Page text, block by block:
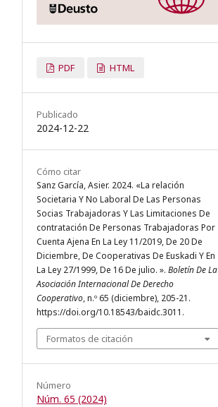
PDF HTML
Publicado
2024-12-22
Cómo citar
Sanz García, Asier. 2024. «La relación
Societaria Y No Laboral De Las Personas
Socias Trabajadoras Y Las Limitaciones De
contratación De Personas Trabajadoras Por
Cuenta Ajena En La Ley 11/2019, De 20 De
Diciembre, De Cooperativas De Euskadi Y En
La Ley 27/1999, De 16 De julio. ». Boletín De La
Asociación Internacional De Derecho
Cooperativo, n.º 65 (diciembre), 205-21.
https://doi.org/10.18543/baidc.3011.
Formatos de citación
Número
Núm. 65 (2024)